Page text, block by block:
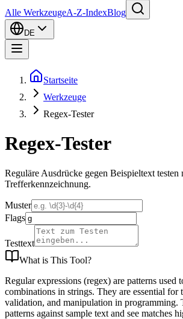
Alle WerkzeugeA-Z-IndexBlog
DE
Startseite
Werkzeuge
Regex-Tester
Regex-Tester
Reguläre Ausdrücke gegen Beispieltext testen
Trefferkennzeichnung.
Muster
Flags
Testtext
What is This Tool?
Regular expressions (regex) are patterns used
combinations in strings. They are essential for
validation, and manipulation in programming.
patterns against sample text and see matches